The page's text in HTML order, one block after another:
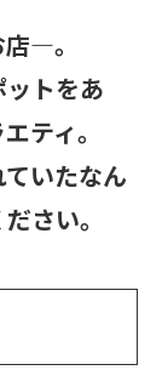
―。
トをあ
ティ。
いたなん
さい。